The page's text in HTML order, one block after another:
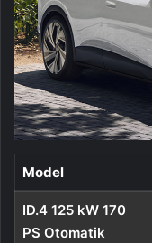
Model
ID.4 125 kW 170
PS Otomatik